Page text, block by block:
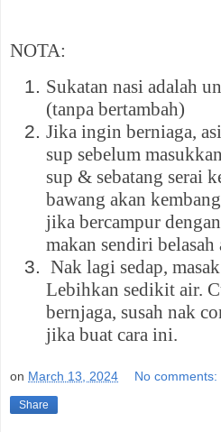
NOTA:
Sukatan nasi adalah
(tanpa bertambah)
Jika ingin berniaga,
sup sebelum
sup & sebatang serai
bawang akan
jika bercampur
makan sendiri belasah
Nak lagi sedap,
Lebihkan sedikit air.
bernjaga, susah nak
jika buat cara ini.
on March 13, 2024 No comments:
Share